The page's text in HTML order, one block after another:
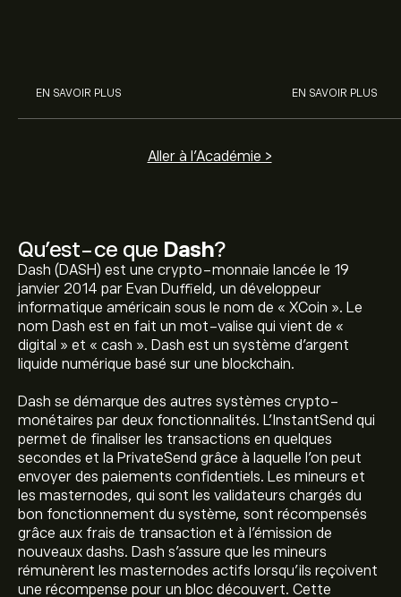
Qu’est-ce que Dash?
Dash (DASH) est une crypto-monnaie lancée le 19
janvier 2014 par Evan Duffield, un développeur
informatique américain sous le nom de « XCoin ». Le
nom Dash est en fait un mot-valise qui vient de «
digital » et « cash ». Dash est un système d’argent
liquide numérique basé sur une blockchain.
Dash se démarque des autres systèmes crypto-
monétaires par deux fonctionnalités. L’InstantSend qui
permet de finaliser les transactions en quelques
secondes et la PrivateSend grâce à laquelle l’on peut
envoyer des paiements confidentiels. Les mineurs et
les masternodes, qui sont les validateurs chargés du
bon fonctionnement du système, sont récompensés
grâce aux frais de transaction et à l’émission de
nouveaux dashs. Dash s’assure que les mineurs
rémunèrent les masternodes actifs lorsqu’ils reçoivent
une récompense pour un bloc découvert. Cette
EN SAVOIR PLUS EN SAVOIR PLUS
Aller à l'Académie >
Le prix actuel de DASH est de 31.18‎$‎
La capitalisation boursière de Dash est de 398.79M‎$‎